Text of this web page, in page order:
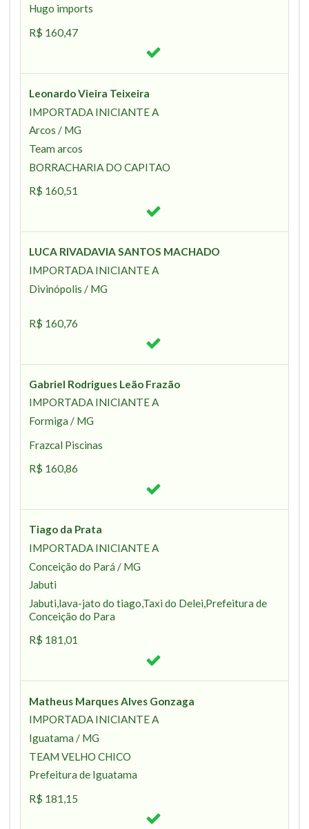
Hugo imports
R$ 160,47
Leonardo Vieira Teixeira
IMPORTADA INICIANTE A
Arcos / MG
Team arcos
BORRACHARIA DO CAPITAO
R$ 160,51
LUCA RIVADAVIA SANTOS MACHADO
IMPORTADA INICIANTE A
Divinópolis / MG
R$ 160,76
Gabriel Rodrigues Leão Frazão
IMPORTADA INICIANTE A
Formiga / MG
Frazcal Piscinas
R$ 160,86
Tiago da Prata
IMPORTADA INICIANTE A
Conceição do Pará / MG
Jabuti
Jabuti,lava-jato do tiago,Taxi do Delei,Prefeitura de
Conceição do Para
R$ 181,01
Matheus Marques Alves Gonzaga
IMPORTADA INICIANTE A
Iguatama / MG
TEAM VELHO CHICO
Prefeitura de Iguatama
R$ 181,15